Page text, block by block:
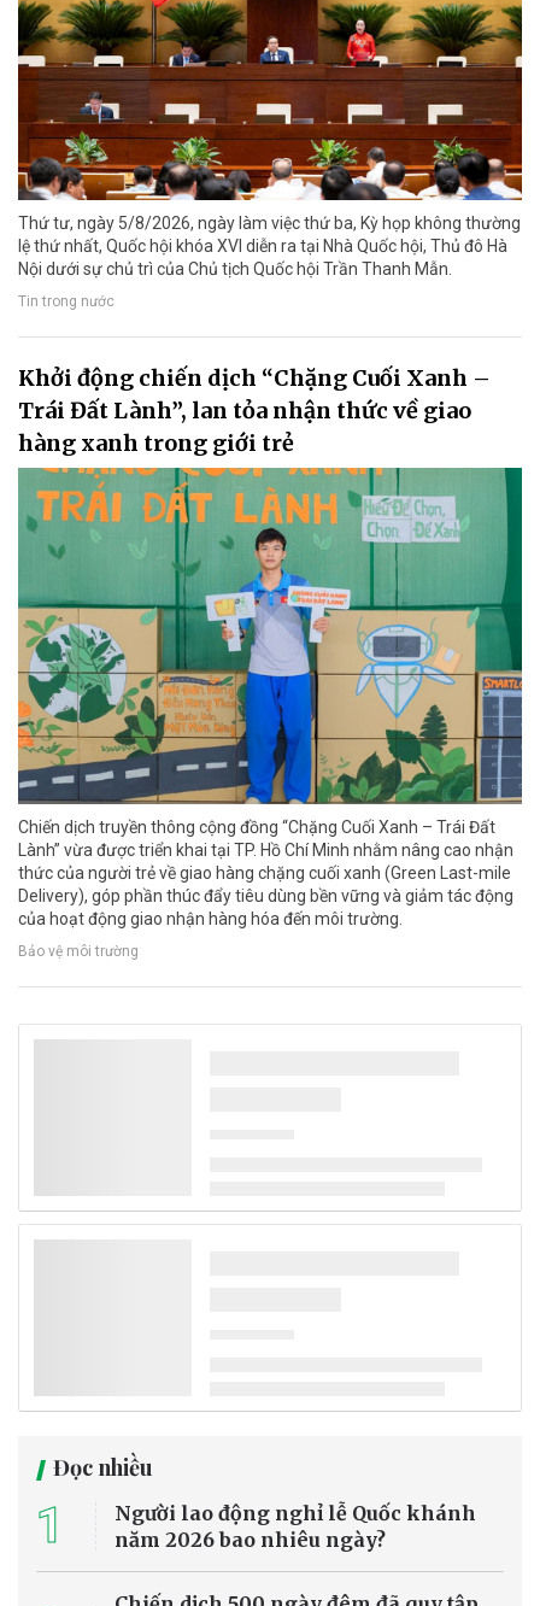
Thứ tư, ngày 5/8/2026, ngày làm việc thứ ba, Kỳ họp không thường
lệ thứ nhất, Quốc hội khóa XVI diễn ra tại Nhà Quốc hội, Thủ đô Hà
Nội dưới sự chủ trì của Chủ tịch Quốc hội Trần Thanh Mẫn.
Tin trong nước
Khởi động chiến dịch “Chặng Cuối Xanh –
Trái Đất Lành”, lan tỏa nhận thức về giao
hàng xanh trong giới trẻ
Chiến dịch truyền thông cộng đồng “Chặng Cuối Xanh – Trái Đất
Lành” vừa được triển khai tại TP. Hồ Chí Minh nhằm nâng cao nhận
thức của người trẻ về giao hàng chặng cuối xanh (Green Last-mile
Delivery), góp phần thúc đẩy tiêu dùng bền vững và giảm tác động
của hoạt động giao nhận hàng hóa đến môi trường.
Bảo vệ môi trường
Hà Nội: Xử lý nghiêm các cơ sở dệt nhuộm
Nhuệ, UBND phường Dương Nội (Hà Nội) đã xử phạt nhiều cơ sở dệt
dời đến khu sản xuất tập trung theo quy định.
Pháp luật môi trường